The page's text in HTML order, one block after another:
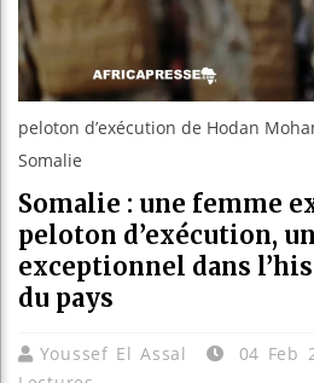
peloton d’exécution de Hodan
Somalie
Somalie : une femme
peloton d’exécution,
exceptionnel dans
du pays
Youssef El Assal 04 Feb